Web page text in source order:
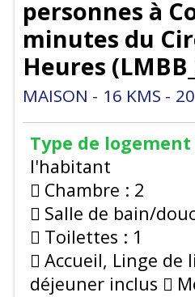
personnes à
minutes du
Heures (
MAISON 16 KMS 20
Type de logement
l'habitant
Chambre : 2
Salle de bain/
Toilettes : 1
Accueil, Linge
déjeuner inclus